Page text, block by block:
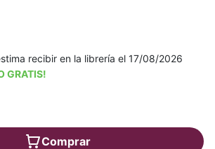
recibir en la librería el 17/08/2026
GRATIS!
Comprar